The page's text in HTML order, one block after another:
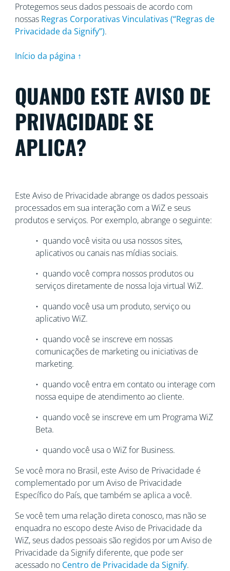
Protegemos seus dados pessoais de acordo com
nossas Regras Corporativas Vinculativas (“Regras de
Privacidade da Signify”).
Início da página ↑
QUANDO ESTE AVISO DE
PRIVACIDADE SE
APLICA?
Este Aviso de Privacidade abrange os dados pessoais
processados em sua interação com a WiZ e seus
produtos e serviços. Por exemplo, abrange o seguinte:
• quando você visita ou usa nossos sites,
aplicativos ou canais nas mídias sociais.
• quando você compra nossos produtos ou
serviços diretamente de nossa loja virtual WiZ.
• quando você usa um produto, serviço ou
aplicativo WiZ.
• quando você se inscreve em nossas
comunicações de marketing ou iniciativas de
marketing.
• quando você entra em contato ou interage com
nossa equipe de atendimento ao cliente.
• quando você se inscreve em um Programa WiZ
Beta.
• quando você usa o WiZ for Business.
Se você mora no Brasil, este Aviso de Privacidade é
complementado por um Aviso de Privacidade
Específico do País, que também se aplica a você.
Se você tem uma relação direta conosco, mas não se
enquadra no escopo deste Aviso de Privacidade da
WiZ, seus dados pessoais são regidos por um Aviso de
Privacidade da Signify diferente, que pode ser
acessado no Centro de Privacidade da Signify.